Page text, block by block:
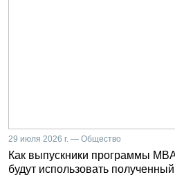
29 июля 2026 г. — Общество
Как выпускники программы
будут использовать